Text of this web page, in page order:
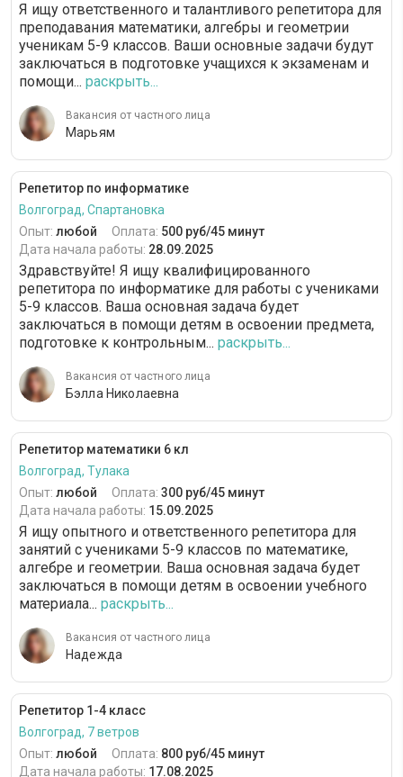
Я ищу ответственного и талантливого репетитора для
преподавания математики, алгебры и геометрии
ученикам 5-9 классов. Ваши основные задачи будут
заключаться в подготовке учащихся к экзаменам и
помощи... раскрыть...
Вакансия от частного лица
Марьям
Репетитор по информатике
Волгоград, Спартановка
Опыт: любой Оплата: 500 руб/45 минут
Дата начала работы: 28.09.2025
Здравствуйте! Я ищу квалифицированного
репетитора по информатике для работы с учениками
5-9 классов. Ваша основная задача будет
заключаться в помощи детям в освоении предмета,
подготовке к контрольным... раскрыть...
Вакансия от частного лица
Бэлла Николаевна
Репетитор математики 6 кл
Волгоград, Тулака
Опыт: любой Оплата: 300 руб/45 минут
Дата начала работы: 15.09.2025
Я ищу опытного и ответственного репетитора для
занятий с учениками 5-9 классов по математике,
алгебре и геометрии. Ваша основная задача будет
заключаться в помощи детям в освоении учебного
материала... раскрыть...
Вакансия от частного лица
Надежда
Репетитор 1-4 класс
Волгоград, 7 ветров
Опыт: любой Оплата: 800 руб/45 минут
Дата начала работы: 17.08.2025